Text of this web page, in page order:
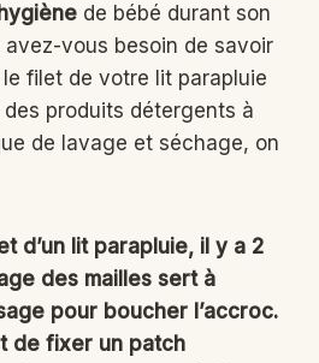
hygiène de bébé durant son
vous besoin de savoir
filet de votre lit parapluie
produits détergents à
de lavage et séchage, on
d’un lit parapluie, il y a 2
des mailles sert à
pour boucher l’accroc.
de fixer un patch